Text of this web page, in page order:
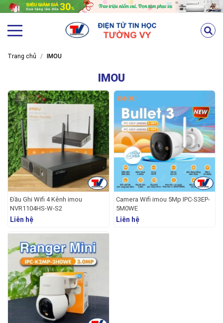
Trang chủ IMOU
IMOU
Đầu Ghi Wifi 4 Kênh imou
NVR1104HS-W-S2
Liên hệ
Camera Wifi imou 5Mp IPC-S3EP-
5M0WE
Liên hệ